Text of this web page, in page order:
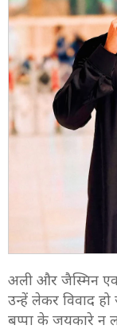
अली और जैस्मिन
उन्हें लेकर विवाद
बप्पा के जयकारे न